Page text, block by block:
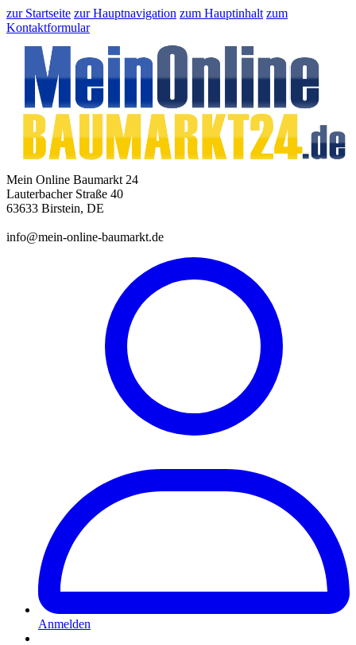
zur Startseite zur Hauptnavigation zum Hauptinhalt zum
Kontaktformular
Mein Online Baumarkt 24
Lauterbacher Straße 40
63633 Birstein, DE
info@mein-online-baumarkt.de
Anmelden